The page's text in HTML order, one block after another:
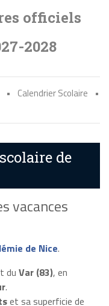
officiels
2028
• Calendrier Scolaire
•
de
vacances
de Nice.
du Var (83), en
.
et sa superficie de